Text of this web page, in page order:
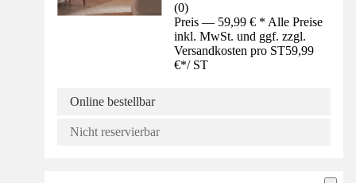
(0)
Preis — 59,99 € * Alle Preise
inkl. MwSt. und ggf. zzgl.
Versandkosten pro ST59,99
€*/ ST
Online bestellbar
Nicht reservierbar